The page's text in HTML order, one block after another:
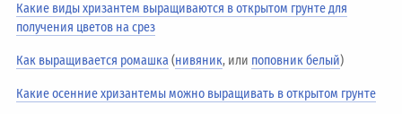
Какие виды хризантем выращиваются в открытом грунте для
получения цветов на срез
Как выращивается ромашка(нивяник, или поповник белый)
Какие осенние хризантемы можно выращивать в открытом грунте